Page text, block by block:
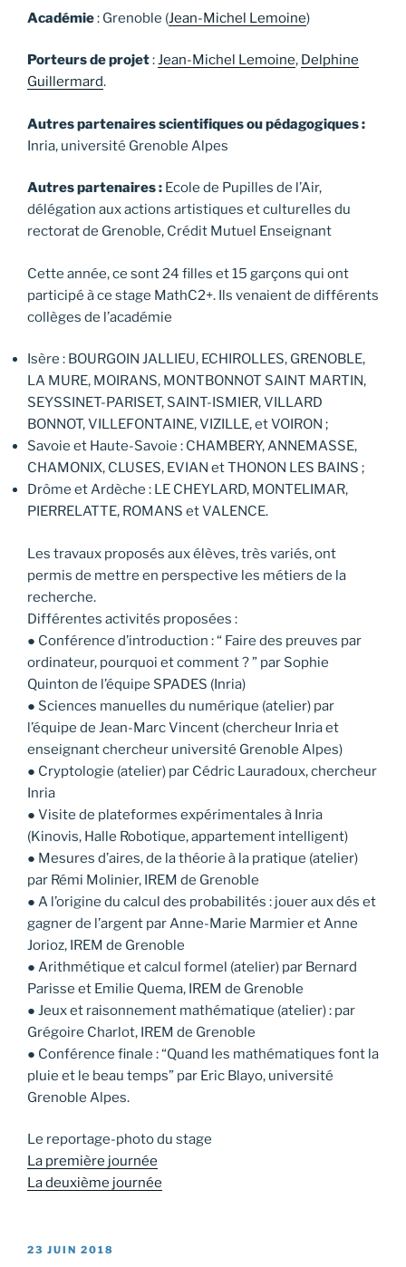
Académie: Grenoble (Jean-Michel Lemoine)
Porteurs de projet:Jean-Michel Lemoine, Delphine
Guillermard.
Autres partenaires scientifiques ou pédagogiques :
Inria, université Grenoble Alpes
Autres partenaires : Ecole de Pupilles de l’Air,
délégation aux actions artistiques et culturelles du
rectorat de Grenoble, Crédit Mutuel Enseignant
Cette année, ce sont 24 filles et 15 garçons qui ont
participé à ce stage MathC2+. Ils venaient de différents
collèges de l’académie
Isère : BOURGOIN JALLIEU, ECHIROLLES, GRENOBLE,
LA MURE, MOIRANS, MONTBONNOT SAINT MARTIN,
SEYSSINET-PARISET, SAINT-ISMIER, VILLARD
BONNOT, VILLEFONTAINE, VIZILLE, et VOIRON ;
Savoie et Haute-Savoie : CHAMBERY, ANNEMASSE,
CHAMONIX, CLUSES, EVIAN et THONON LES BAINS ;
Drôme et Ardèche : LE CHEYLARD, MONTELIMAR,
PIERRELATTE, ROMANS et VALENCE.
Les travaux proposés aux élèves, très variés, ont
permis de mettre en perspective les métiers de la
recherche.
Différentes activités proposées :
● Conférence d’introduction : “ Faire des preuves par
ordinateur, pourquoi et comment ? ” par Sophie
Quinton de l’équipe SPADES (Inria)
● Sciences manuelles du numérique (atelier) par
l’équipe de Jean-Marc Vincent (chercheur Inria et
enseignant chercheur université Grenoble Alpes)
● Cryptologie (atelier) par Cédric Lauradoux, chercheur
Inria
● Visite de plateformes expérimentales à Inria
(Kinovis, Halle Robotique, appartement intelligent)
● Mesures d’aires, de la théorie à la pratique (atelier)
par Rémi Molinier, IREM de Grenoble
● A l’origine du calcul des probabilités : jouer aux dés et
gagner de l’argent par Anne-Marie Marmier et Anne
Jorioz, IREM de Grenoble
● Arithmétique et calcul formel (atelier) par Bernard
Parisse et Emilie Quema, IREM de Grenoble
● Jeux et raisonnement mathématique (atelier) : par
Grégoire Charlot, IREM de Grenoble
● Conférence finale : “Quand les mathématiques font la
pluie et le beau temps” par Eric Blayo, université
Grenoble Alpes.
Le reportage-photo du stage
La première journée
La deuxième journée
PUBLIÉ
23 JUIN 2018